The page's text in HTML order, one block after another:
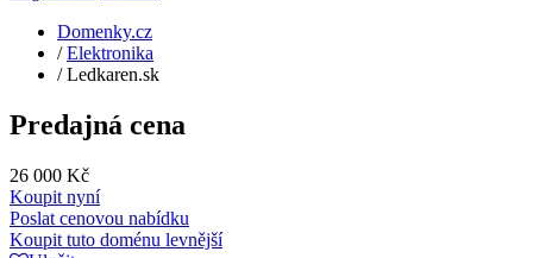
Domenky.cz
/Elektronika
/Ledkaren.sk
Predajná cena
26 000 Kč
Koupit nyní
Poslat cenovou nabídku
Koupit tuto doménu levnější